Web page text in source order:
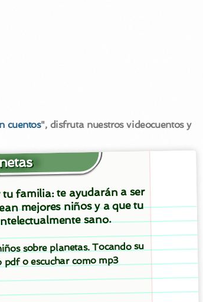
cuentos", disfruta nuestros videocuentos y
familia: te ayudarán a ser
mejores niños y a que tu
sano.
sobre planetas. Tocando su
o escuchar como mp3